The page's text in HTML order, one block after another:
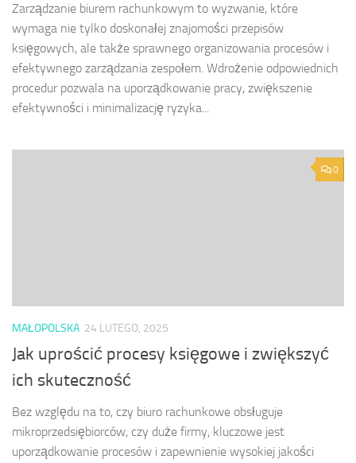
Zarządzanie biurem rachunkowym to wyzwanie, które
wymaga nie tylko doskonałej znajomości przepisów
księgowych, ale także sprawnego organizowania procesów i
efektywnego zarządzania zespołem. Wdrożenie odpowiednich
procedur pozwala na uporządkowanie pracy, zwiększenie
efektywności i minimalizację ryzyka...
0
MAŁOPOLSKA 24 LUTEGO, 2025
Jak uprościć procesy księgowe i zwiększyć
ich skuteczność
Bez względu na to, czy biuro rachunkowe obsługuje
mikroprzedsiębiorców, czy duże firmy, kluczowe jest
uporządkowanie procesów i zapewnienie wysokiej jakości